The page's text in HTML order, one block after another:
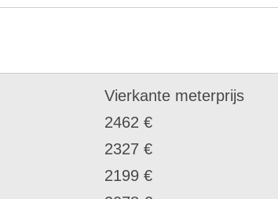
Vierkante meterprijs
2462 €
2327 €
2199 €